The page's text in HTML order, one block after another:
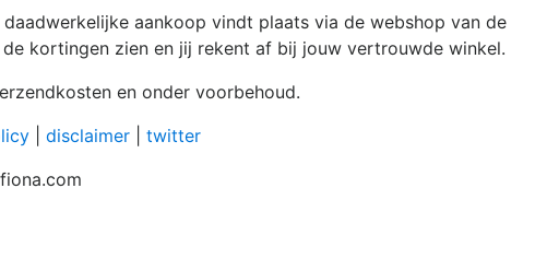
aankoop vindt plaats via de webshop van de
kortingen zien en jij rekent af bij jouw vertrouwde winkel.
en onder voorbehoud.
disclaimer
twitter